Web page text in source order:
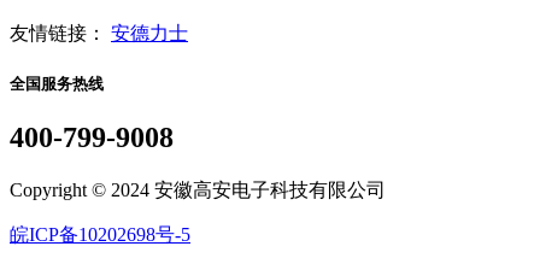
友情链接： 安德力士
全国服务热线
400-799-9008
Copyright © 2024 安徽高安电子科技有限公司
皖ICP备10202698号-5